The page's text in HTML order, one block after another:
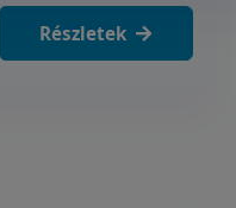
Részletek